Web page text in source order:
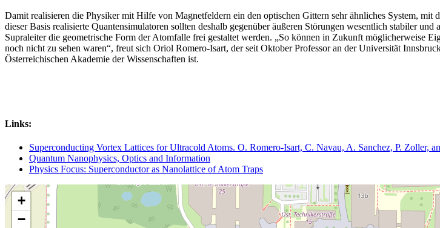
Damit realisieren die Physiker mit Hilfe von Magnetfeldern ein den optischen Gittern sehr ähnliches System,
dieser Basis realisierte Quantensimulatoren sollten deshalb gegenüber äußeren Störungen wesentlich stabiler
Supraleiter die geometrische Form der Atomfalle frei gestaltet werden. „So können in Zukunft möglicherweise
noch nicht zu sehen waren“, freut sich Oriol Romero-Isart, der seit Oktober Professor an der Universität
Österreichischen Akademie der Wissenschaften ist.
Links:
Superconducting Vortex Lattices for Ultracold Atoms. O. Romero-Isart, C. Navau, A. Sanchez, P. Zoller,
Quantum Nanophysics, Optics and Information
Physics Focus: Superconductor as Nanolattice of Atom Traps
+
−